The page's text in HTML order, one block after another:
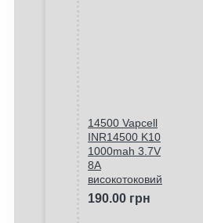
14500 Vapcell
INR14500 K10
1000mah 3.7V
8A
високотоковий
190.00 грн